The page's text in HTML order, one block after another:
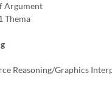
Argument
Thema
Reasoning/Graphics